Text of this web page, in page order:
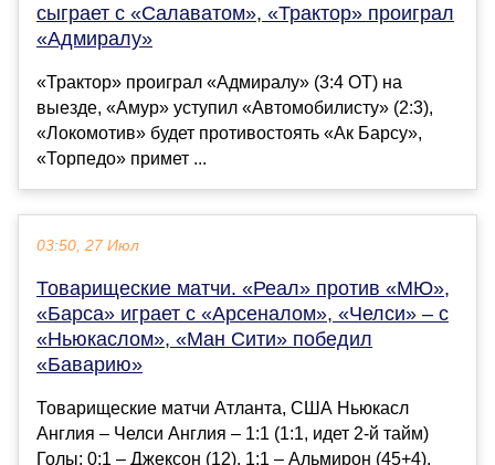
сыграет с «Салаватом», «Трактор» проиграл
«Адмиралу»
«Трактор» проиграл «Адмиралу» (3:4 ОТ) на
выезде, «Амур» уступил «Автомобилисту» (2:3),
«Локомотив» будет противостоять «Ак Барсу»,
«Торпедо» примет ...
03:50, 27 Июл
Товарищеские матчи. «Реал» против «МЮ»,
«Барса» играет с «Арсеналом», «Челси» – с
«Ньюкаслом», «Ман Сити» победил
«Баварию»
Товарищеские матчи Атланта, США Ньюкасл
Англия – Челси Англия – 1:1 (1:1, идет 2-й тайм)
Голы: 0:1 – Джексон (12), 1:1 – Альмирон (45+4).